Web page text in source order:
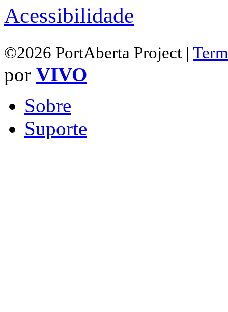
Acessibilidade
©2026 PortAberta Project |
por VIVO
Sobre
Suporte